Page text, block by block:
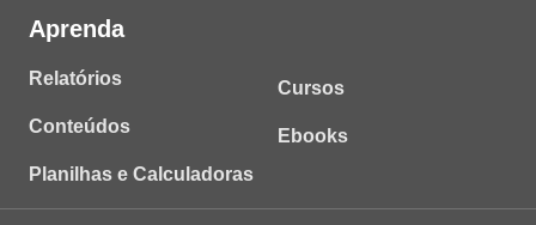
Aprenda
Relatórios
Conteúdos
Planilhas e Calculadoras
Cursos
Ebooks